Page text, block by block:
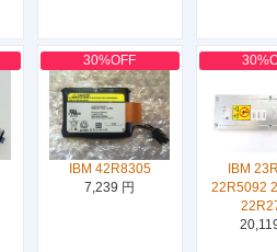
30%OFF
IBM 42R8305
7,239 円
IBM
22R5092